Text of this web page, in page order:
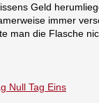
Geld
immer
man die Flasche